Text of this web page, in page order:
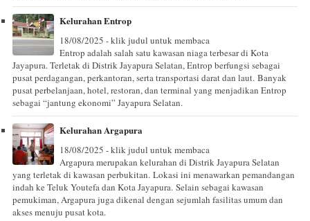
Kelurahan Entrop
18/08/2025 - klik judul untuk membaca
Entrop adalah salah satu kawasan niaga terbesar di Kota
Jayapura. Terletak di Distrik Jayapura Selatan, Entrop berfungsi sebagai
pusat perdagangan, perkantoran, serta transportasi darat dan laut. Banyak
pusat perbelanjaan, hotel, restoran, dan terminal yang menjadikan Entrop
sebagai “jantung ekonomi” Jayapura Selatan.
Kelurahan Argapura
18/08/2025 - klik judul untuk membaca
Argapura merupakan kelurahan di Distrik Jayapura Selatan
yang terletak di kawasan perbukitan. Lokasi ini menawarkan pemandangan
indah ke Teluk Youtefa dan Kota Jayapura. Selain sebagai kawasan
pemukiman, Argapura juga dikenal dengan sejumlah fasilitas umum dan
akses menuju pusat kota.